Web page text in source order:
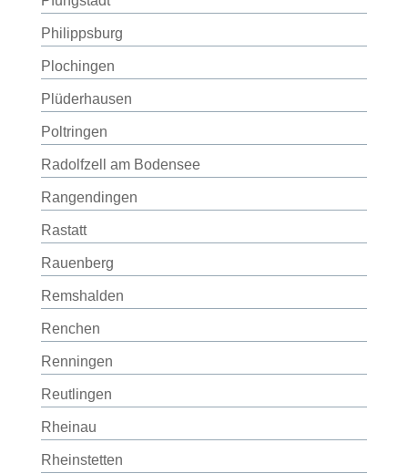
Philippsburg
Plochingen
Plüderhausen
Poltringen
Radolfzell am Bodensee
Rangendingen
Rastatt
Rauenberg
Remshalden
Renchen
Renningen
Reutlingen
Rheinau
Rheinstetten